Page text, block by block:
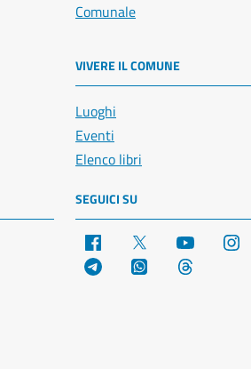
Comunale
VIVERE IL COMUNE
Luoghi
Eventi
Elenco libri
SEGUICI SU
Facebook YouTube
Telegram WhatsApp